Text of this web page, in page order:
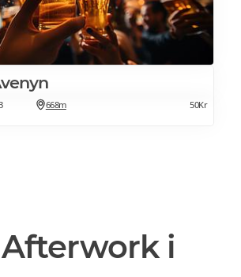
668m 50Kr
i